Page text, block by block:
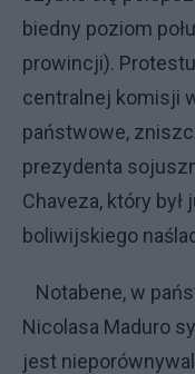
biedny poziom
prowincji).
centralnej komisji
państwowe,
prezydenta
Chaveza, który
boliwijskiego
Notabene, w
Nicolasa Maduro
jest